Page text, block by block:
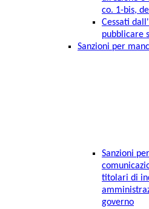
co. 1-bis,
Cessati
pubblicare
Sanzioni per
Sanzioni
titolari di
governo